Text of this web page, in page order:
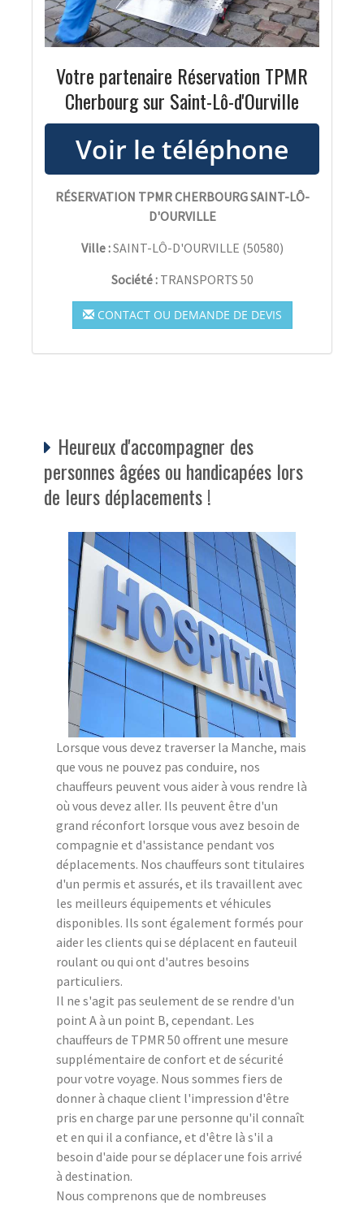
Votre partenaire Réservation TPMR
Cherbourg sur Saint-Lô-d'Ourville
RÉSERVATION TPMR CHERBOURG SAINT-LÔ-
D'OURVILLE
Ville :SAINT-LÔ-D'OURVILLE (50580)
Société : TRANSPORTS 50
CONTACT OU DEMANDE DE DEVIS
Heureux d'accompagner des
personnes âgées ou handicapées lors
de leurs déplacements !
Lorsque vous devez traverser la Manche, mais
que vous ne pouvez pas conduire, nos
chauffeurs peuvent vous aider à vous rendre là
où vous devez aller. Ils peuvent être d'un
grand réconfort lorsque vous avez besoin de
compagnie et d'assistance pendant vos
déplacements. Nos chauffeurs sont titulaires
d'un permis et assurés, et ils travaillent avec
les meilleurs équipements et véhicules
disponibles. Ils sont également formés pour
aider les clients qui se déplacent en fauteuil
roulant ou qui ont d'autres besoins
particuliers.
Il ne s'agit pas seulement de se rendre d'un
point A à un point B, cependant. Les
chauffeurs de TPMR 50 offrent une mesure
supplémentaire de confort et de sécurité
pour votre voyage. Nous sommes fiers de
donner à chaque client l'impression d'être
pris en charge par une personne qu'il connaît
et en qui il a confiance, et d'être là s'il a
besoin d'aide pour se déplacer une fois arrivé
à destination.
Nous comprenons que de nombreuses